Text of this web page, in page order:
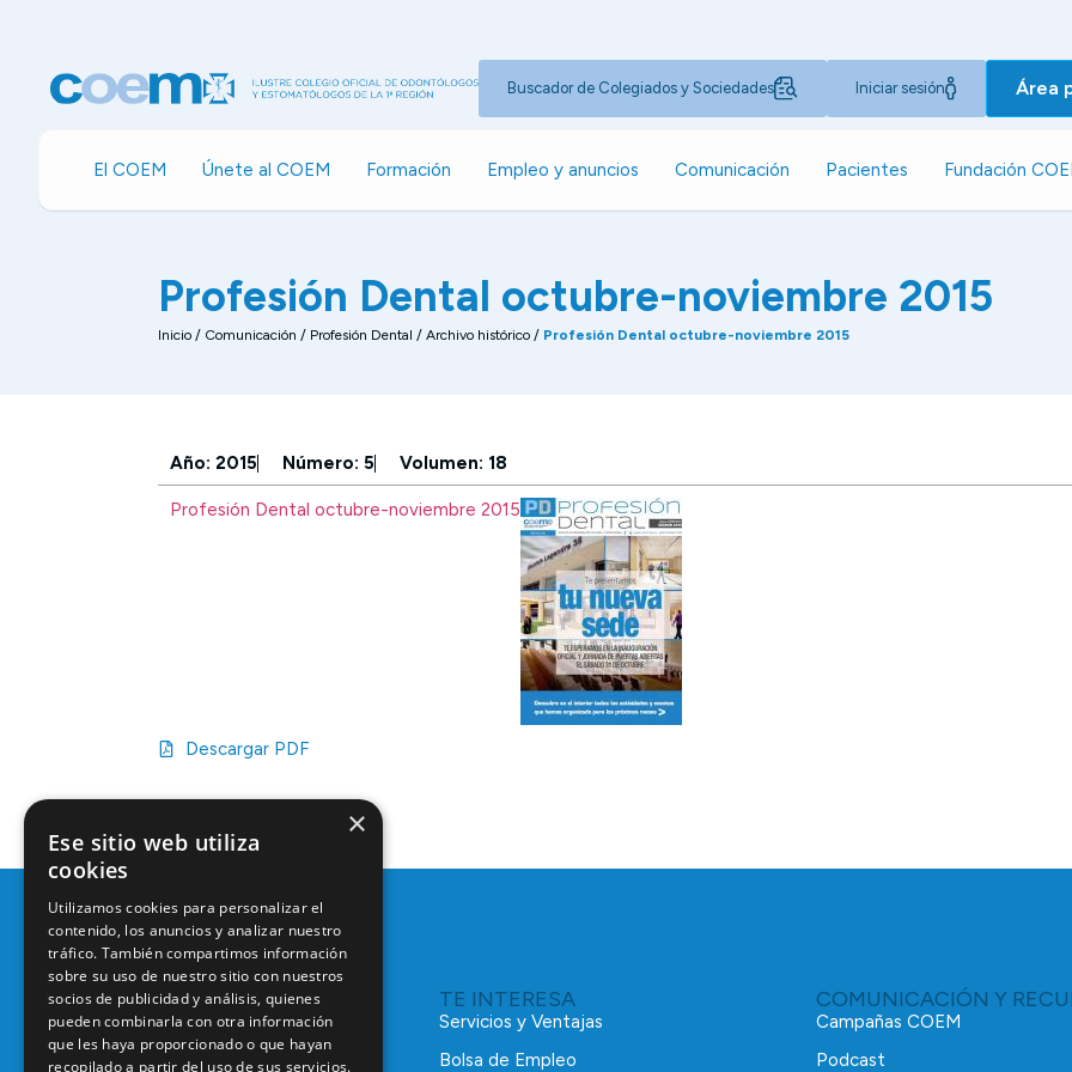
Buscador de Colegiados y Sociedades Iniciar sesión Área
El COEM Únete al COEM Formación Empleo y anuncios Comunicación Pacientes Fundación
Profesión Dental octubre-noviembre 2015
Inicio / Comunicación / Profesión Dental / Archivo histórico / Profesión Dental octubre-noviembre 2015
Año: 2015 Número: 5 Volumen: 18
Profesión Dental octubre-noviembre 2015
Descargar PDF
TE INTERESA
Servicios y Ventajas
Bolsa de Empleo
COMUNICACIÓN Y
Campañas COEM
Podcast
×
Ese sitio web utiliza
cookies
Utilizamos cookies para personalizar el
contenido, los anuncios y analizar nuestro
tráfico. También compartimos información
sobre su uso de nuestro sitio con nuestros
socios de publicidad y análisis, quienes
pueden combinarla con otra información
que les haya proporcionado o que hayan
recopilado a partir del uso de sus servicios.